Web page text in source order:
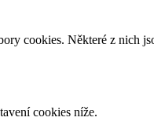
cookies. Některé z nich
cookies níže.